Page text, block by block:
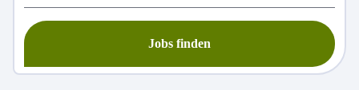
Jobs finden